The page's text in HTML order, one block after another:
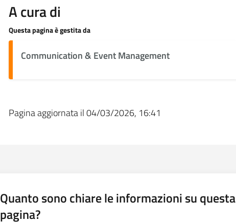
A cura di
Questa pagina è gestita da
Communication & Event Management
Pagina aggiornata il 04/03/2026, 16:41
Quanto sono chiare le informazioni su questa
pagina?